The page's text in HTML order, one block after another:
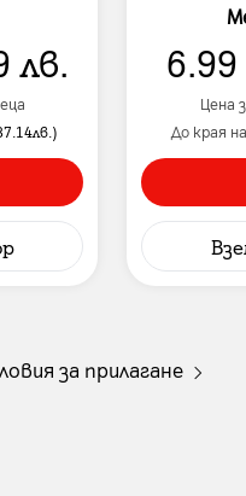
лв.
лв. )
6.99
Цена
До края
за прилагане